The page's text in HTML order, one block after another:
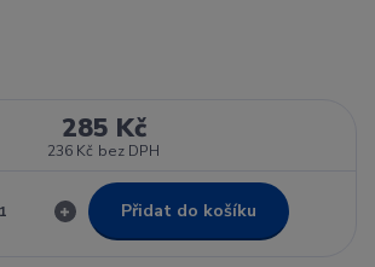
285 Kč
236 Kč bez DPH
Přidat do košíku